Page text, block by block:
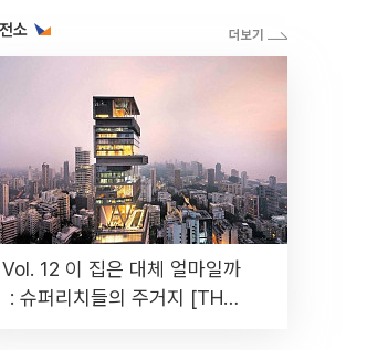
소
Vol. 12 이 집은 대체 얼마일까
: 슈퍼리치들의 주거지 [THE